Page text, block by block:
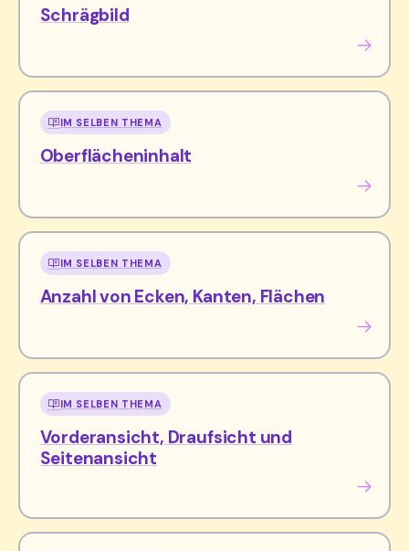
Schrägbild
IM SELBEN THEMA
Oberflächeninhalt
IM SELBEN THEMA
Anzahl von Ecken, Kanten, Flächen
IM SELBEN THEMA
Vorderansicht, Draufsicht und
Seitenansicht